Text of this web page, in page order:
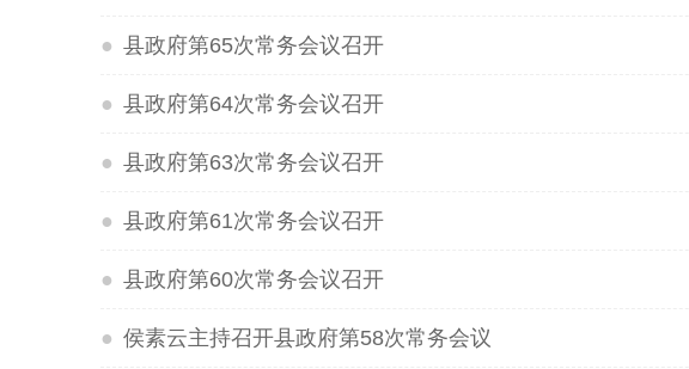
● 县政府第65次常务会议召开
● 县政府第64次常务会议召开
● 县政府第63次常务会议召开
● 县政府第61次常务会议召开
● 县政府第60次常务会议召开
● 侯素云主持召开县政府第58次常务会议